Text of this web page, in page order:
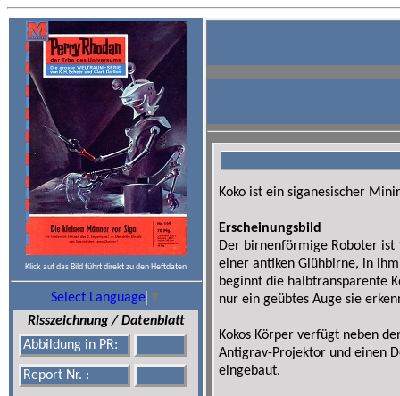
Klick auf das Bild führt direkt zu den Heftdaten
Select Language ▼
Risszeichnung / Datenblatt
Abbildung in PR:
Report Nr. :
Koko ist ein siganesischer
Erscheinungsbild
Der birnenförmige Roboter ist
einer antiken Glühbirne, in
beginnt die halbtransparente
nur ein geübtes Auge sie
Kokos Körper verfügt neben
Antigrav-Projektor und einen
eingebaut.